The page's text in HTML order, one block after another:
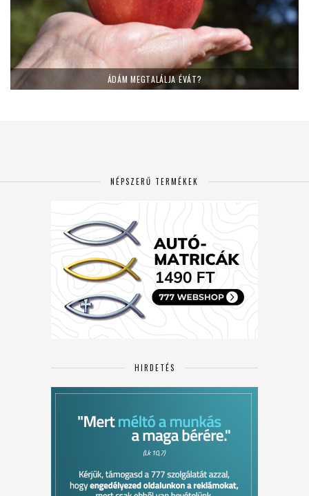
ÁDÁM MEGTALÁLJA ÉVÁT?
NÉPSZERŰ TERMÉKEK
HIRDETÉS